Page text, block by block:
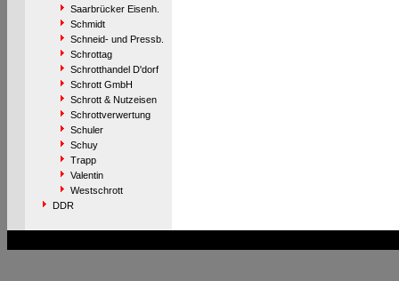
Saarbrücker Eisenh.
Schmidt
Schneid- und Pressb.
Schrottag
Schrotthandel D'dorf
Schrott GmbH
Schrott & Nutzeisen
Schrottverwertung
Schuler
Schuy
Trapp
Valentin
Westschrott
DDR